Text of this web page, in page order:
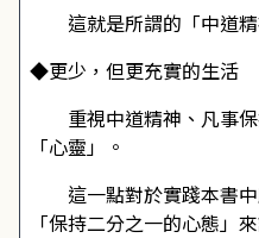
這就是所謂的「中道精
◆更少，但更充實的生活
重視中道精神、凡事保
「心靈」。
這一點對於實踐本書中
「保持二分之一的心態」